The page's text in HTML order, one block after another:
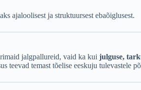
ajaloolisest ja struktuursest ebaõiglusest.
jalgpallureid, vaid ka kui julguse,
teevad temast tõelise eeskuju tulevastele